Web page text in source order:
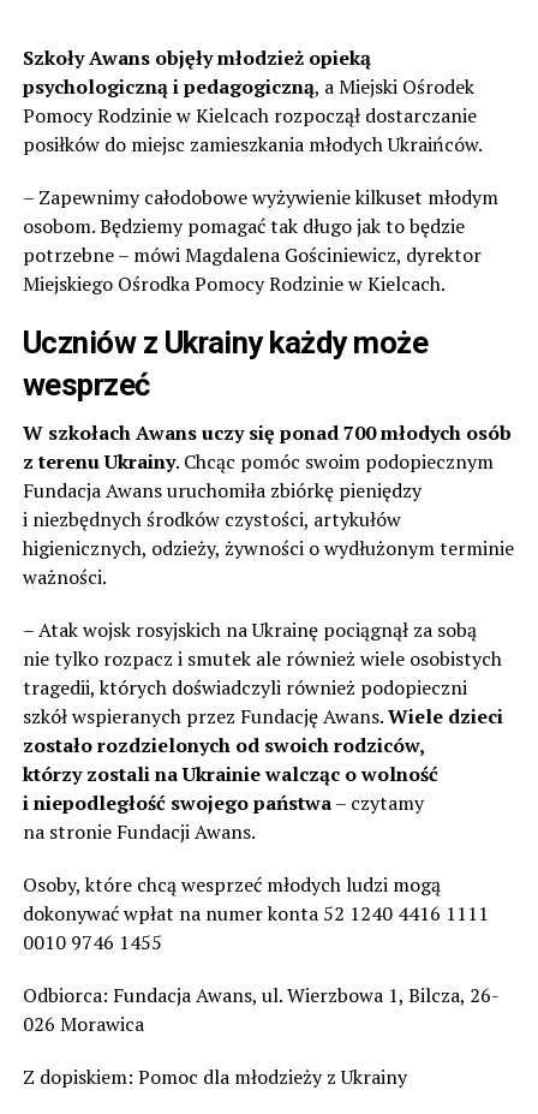
Szkoły Awans objęły młodzież opieką
psychologiczną i pedagogiczną, a Miejski Ośrodek
Pomocy Rodzinie w Kielcach rozpoczął dostarczanie
posiłków do miejsc zamieszkania młodych Ukraińców.
– Zapewnimy całodobowe wyżywienie kilkuset młodym
osobom. Będziemy pomagać tak długo jak to będzie
potrzebne – mówi Magdalena Gościniewicz, dyrektor
Miejskiego Ośrodka Pomocy Rodzinie w Kielcach.
Uczniów z Ukrainy każdy może
wesprzeć
W szkołach Awans uczy się ponad 700 młodych osób
z terenu Ukrainy. Chcąc pomóc swoim podopiecznym
Fundacja Awans uruchomiła zbiórkę pieniędzy
i niezbędnych środków czystości, artykułów
higienicznych, odzieży, żywności o wydłużonym terminie
ważności.
– Atak wojsk rosyjskich na Ukrainę pociągnął za sobą
nie tylko rozpacz i smutek ale również wiele osobistych
tragedii, których doświadczyli również podopieczni
szkół wspieranych przez Fundację Awans.Wiele dzieci
zostało rozdzielonych od swoich rodziców,
którzy zostali na Ukrainie walcząc o wolność
i niepodległość swojego państwa– czytamy
na stronie Fundacji Awans.
Osoby, które chcą wesprzeć młodych ludzi mogą
dokonywać wpłat na numer konta 52 1240 4416 1111
0010 9746 1455
Odbiorca: Fundacja Awans, ul. Wierzbowa 1, Bilcza, 26-
026 Morawica
Z dopiskiem: Pomoc dla młodzieży z Ukrainy